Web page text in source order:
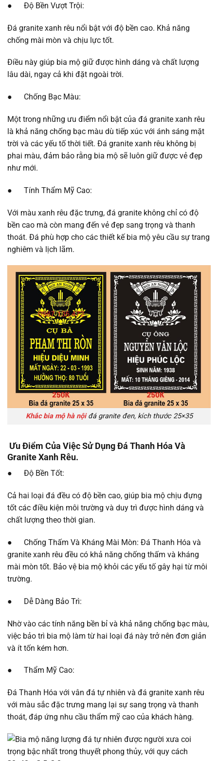
● Độ Bền Vượt Trội:
Đá granite xanh rêu nổi bật với độ bền cao. Khả năng
chống mài mòn và chịu lực tốt.
Điều này giúp bia mộ giữ được hình dáng và chất lượng
lâu dài, ngay cả khi đặt ngoài trời.
● Chống Bạc Màu:
Một trong những ưu điểm nổi bật của đá granite xanh rêu
là khả năng chống bạc màu dù tiếp xúc với ánh sáng mặt
trời và các yếu tố thời tiết. Đá granite xanh rêu không bị
phai màu, đảm bảo rằng bia mộ sẽ luôn giữ được vẻ đẹp
như mới.
● Tính Thẩm Mỹ Cao:
Với màu xanh rêu đặc trưng, đá granite không chỉ có độ
bền cao mà còn mang đến vẻ đẹp sang trọng và thanh
thoát. Đá phù hợp cho các thiết kế bia mộ yêu cầu sự trang
nghiêm và lịch lãm.
Khắc bia mộ hà nộiđá granite đen, kích thước 25×35
Ưu Điểm Của Việc Sử Dụng Đá Thanh Hóa Và
Granite Xanh Rêu.
● Độ Bền Tốt:
Cả hai loại đá đều có độ bền cao, giúp bia mộ chịu đựng
tốt các điều kiện môi trường và duy trì được hình dáng và
chất lượng theo thời gian.
● Chống Thấm Và Kháng Mài Mòn: Đá Thanh Hóa và
granite xanh rêu đều có khả năng chống thấm và kháng
mài mòn tốt. Bảo vệ bia mộ khỏi các yếu tố gây hại từ môi
trường.
● Dễ Dàng Bảo Trì:
Nhờ vào các tính năng bền bỉ và khả năng chống bạc màu,
việc bảo trì bia mộ làm từ hai loại đá này trở nên đơn giản
và ít tốn kém hơn.
● Thẩm Mỹ Cao:
Đá Thanh Hóa với vân đá tự nhiên và đá granite xanh rêu
với màu sắc đặc trưng mang lại sự sang trọng và thanh
thoát, đáp ứng nhu cầu thẩm mỹ cao của khách hàng.